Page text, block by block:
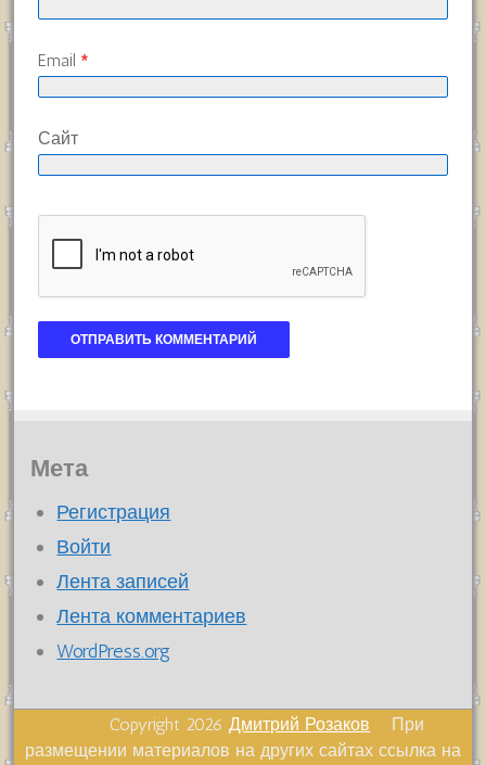
Email *
Сайт
Мета
Регистрация
Войти
Лента записей
Лента комментариев
WordPress.org
Copyright 2026Дмитрий Розаков При
размещении материалов на других сайтах ссылка на